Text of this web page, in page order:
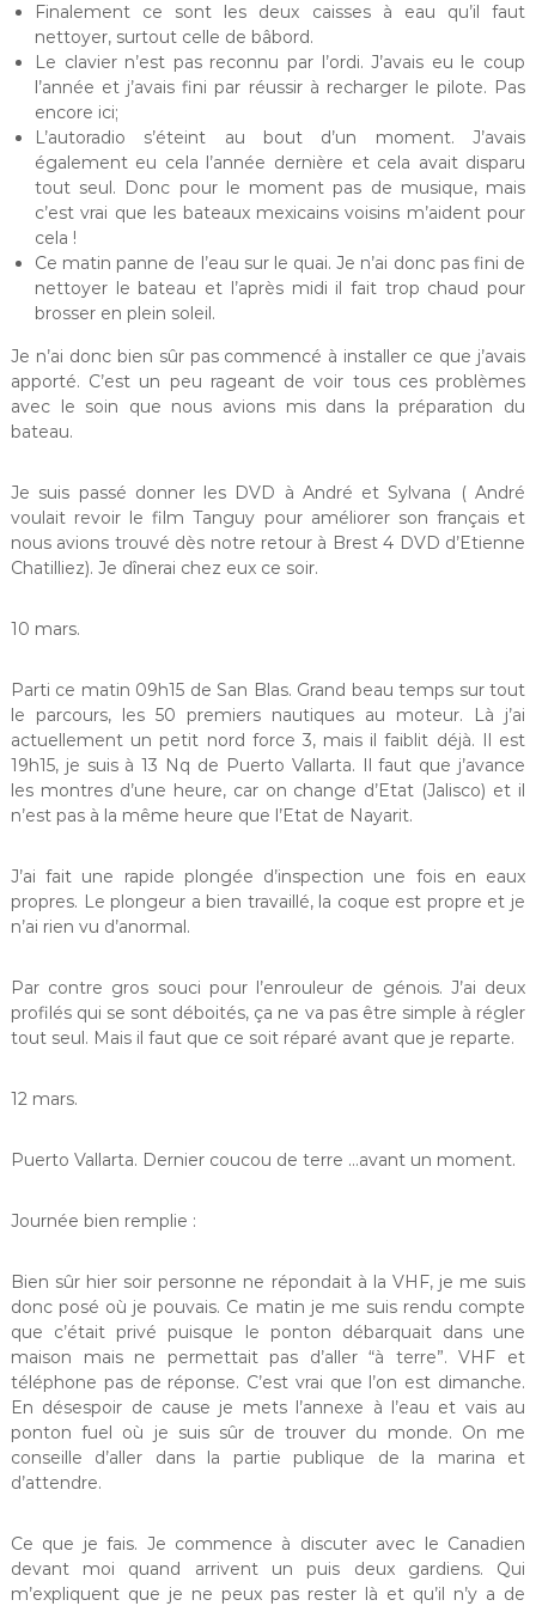
Finalement ce sont les deux caisses à eau qu’il faut
nettoyer, surtout celle de bâbord.
Le clavier n’est pas reconnu par l’ordi. J’avais eu le coup
l’année et j’avais fini par réussir à recharger le pilote. Pas
encore ici;
L’autoradio s’éteint au bout d’un moment. J’avais
également eu cela l’année dernière et cela avait disparu
tout seul. Donc pour le moment pas de musique, mais
c’est vrai que les bateaux mexicains voisins m’aident pour
cela !
Ce matin panne de l’eau sur le quai. Je n’ai donc pas fini de
nettoyer le bateau et l’après midi il fait trop chaud pour
brosser en plein soleil.
Je n’ai donc bien sûr pas commencé à installer ce que j’avais
apporté. C’est un peu rageant de voir tous ces problèmes
avec le soin que nous avions mis dans la préparation du
bateau.
Je suis passé donner les DVD à André et Sylvana ( André
voulait revoir le film Tanguy pour améliorer son français et
nous avions trouvé dès notre retour à Brest 4 DVD d’Etienne
Chatilliez). Je dînerai chez eux ce soir.
10 mars.
Parti ce matin 09h15 de San Blas. Grand beau temps sur tout
le parcours, les 50 premiers nautiques au moteur. Là j’ai
actuellement un petit nord force 3, mais il faiblit déjà. Il est
19h15, je suis à 13 Nq de Puerto Vallarta. Il faut que j’avance
les montres d’une heure, car on change d’Etat (Jalisco) et il
n’est pas à la même heure que l’Etat de Nayarit.
J’ai fait une rapide plongée d’inspection une fois en eaux
propres. Le plongeur a bien travaillé, la coque est propre et je
n’ai rien vu d’anormal.
Par contre gros souci pour l’enrouleur de génois. J’ai deux
profilés qui se sont déboités, ça ne va pas être simple à régler
tout seul. Mais il faut que ce soit réparé avant que je reparte.
12 mars.
Puerto Vallarta. Dernier coucou de terre …avant un moment.
Journée bien remplie :
Bien sûr hier soir personne ne répondait à la VHF, je me suis
donc posé où je pouvais. Ce matin je me suis rendu compte
que c’était privé puisque le ponton débarquait dans une
maison mais ne permettait pas d’aller “à terre”. VHF et
téléphone pas de réponse. C’est vrai que l’on est dimanche.
En désespoir de cause je mets l’annexe à l’eau et vais au
ponton fuel où je suis sûr de trouver du monde. On me
conseille d’aller dans la partie publique de la marina et
d’attendre.
Ce que je fais. Je commence à discuter avec le Canadien
devant moi quand arrivent un puis deux gardiens. Qui
m’expliquent que je ne peux pas rester là et qu’il n’y a de